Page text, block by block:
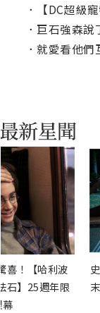
．
【DC超級寵物
． 巨石強森說
． 就愛看他們互嗆
喜！【哈利波
石】25週年限